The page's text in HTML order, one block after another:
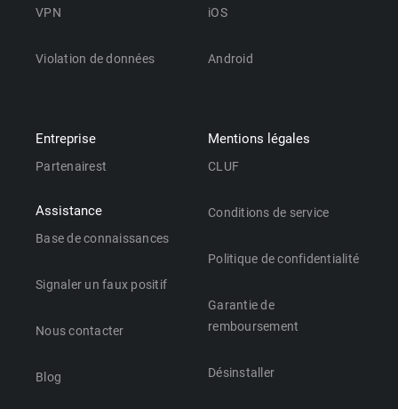
VPN
Violation de données
iOS
Android
Entreprise
Partenairest
Assistance
Base de connaissances
Signaler un faux positif
Nous contacter
Blog
Mentions légales
CLUF
Conditions de service
Politique de confidentialité
Garantie de
remboursement
Désinstaller